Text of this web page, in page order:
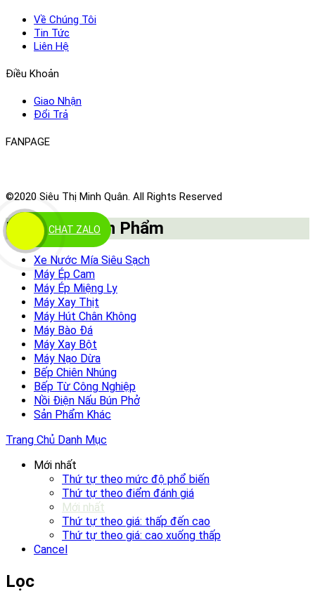
CHAT ZALO
Về Chúng Tôi
Tin Tức
Liên Hệ
Điều Khoản
Giao Nhận
Đổi Trả
FANPAGE
©2020 Siêu Thị Minh Quân. All Rights Reserved
Danh Mục Sản Phẩm
Xe Nước Mía Siêu Sạch
Máy Ép Cam
Máy Ép Miệng Ly
Máy Xay Thịt
Máy Hút Chân Không
Máy Bào Đá
Máy Xay Bột
Máy Nạo Dừa
Bếp Chiên Nhúng
Bếp Từ Công Nghiệp
Nồi Điện Nấu Bún Phở
Sản Phẩm Khác
Trang Chủ Danh Mục
Mới nhất
Thứ tự theo mức độ phổ biến
Thứ tự theo điểm đánh giá
Mới nhất
Thứ tự theo giá: thấp đến cao
Thứ tự theo giá: cao xuống thấp
Cancel
Lọc